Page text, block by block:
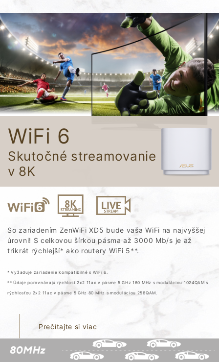
WiFi 6
Skutočné streamovanie
v 8K
So zariadením ZenWiFi XD5 bude vaša WiFi na najvyššej
úrovni! S celkovou šírkou pásma až 3000 Mb/s je až
trikrát rýchlejší* ako routery WiFi 5**.
* Vyžaduje zariadenie kompatibilné s WiFi 6.
** Údaje porovnávajú rýchlosť 2x2 11ax v pásme 5 GHz 160 MHz s moduláciou 1024QAM s
rýchlosťou 2x2 11ac v pásme 5 GHz 80 MHz s moduláciou 256QAM.
Prečítajte si viac